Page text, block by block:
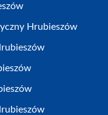
Hrubieszów